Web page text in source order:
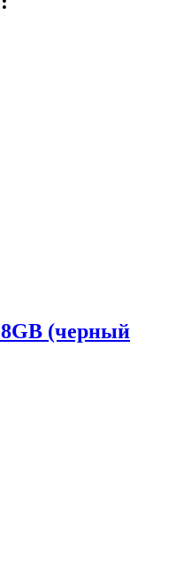
(черный